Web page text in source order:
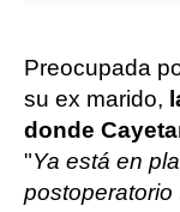
Preocupada
su ex marido,
donde
"Ya está en
postoperatorio